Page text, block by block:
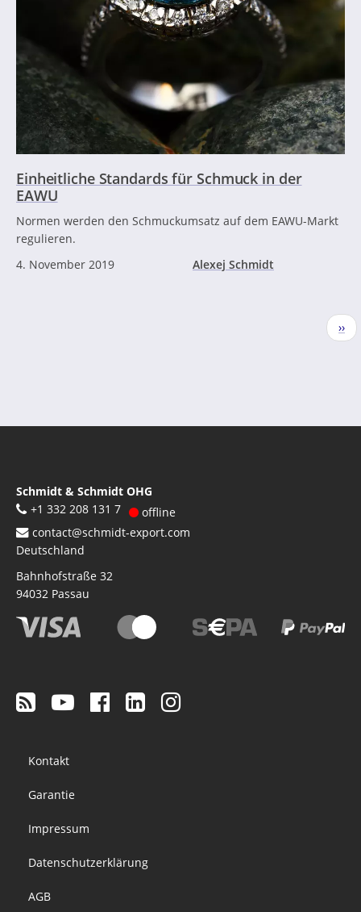
Einheitliche Standards für Schmuck in der
EAWU
Normen werden den Schmuckumsatz auf dem EAWU-Markt
regulieren.
4. November 2019
Alexej Schmidt
››
Schmidt & Schmidt OHG
+1 332 208 131 7
offline
contact@schmidt-export.com
Deutschland
Bahnhofstraße 32
94032 Passau
menu
Kontakt
Garantie
Impressum
Datenschutzerklärung
AGB